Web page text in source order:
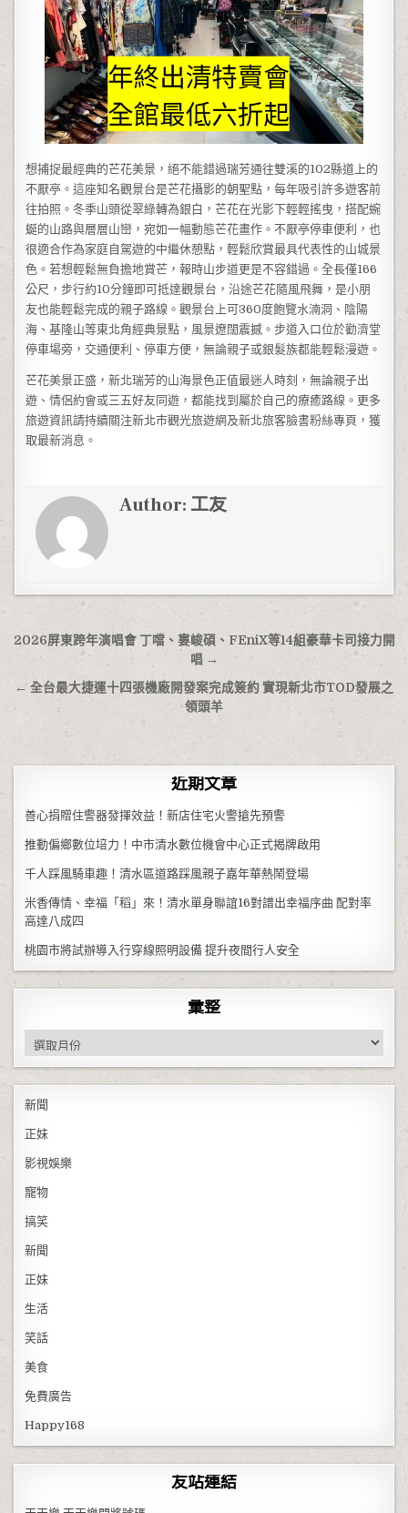
想捕捉最經典的芒花美景，絕不能錯過瑞芳通往雙溪的102縣道上的
不厭亭。這座知名觀景台是芒花攝影的朝聖點，每年吸引許多遊客前
往拍照。冬季山頭從翠綠轉為銀白，芒花在光影下輕輕搖曳，搭配蜿
蜒的山路與層層山巒，宛如一幅動態芒花畫作。不厭亭停車便利，也
很適合作為家庭自駕遊的中繼休憩點，輕鬆欣賞最具代表性的山城景
色。若想輕鬆無負擔地賞芒，報時山步道更是不容錯過。全長僅166
公尺，步行約10分鐘即可抵達觀景台，沿途芒花隨風飛舞，是小朋
友也能輕鬆完成的親子路線。觀景台上可360度飽覽水湳洞、陰陽
海、基隆山等東北角經典景點，風景遼闊震撼。步道入口位於勸濟堂
停車場旁，交通便利、停車方便，無論親子或銀髮族都能輕鬆漫遊。
芒花美景正盛，新北瑞芳的山海景色正值最迷人時刻，無論親子出
遊、情侶約會或三五好友同遊，都能找到屬於自己的療癒路線。更多
旅遊資訊請持續關注新北市觀光旅遊網及新北旅客臉書粉絲專頁，獲
取最新消息。
Author: 工友
文章導覽
2026屏東跨年演唱會 丁噹、婁峻碩、FEniX等14組豪華卡司接力開
唱 →
← 全台最大捷運十四張機廠開發案完成簽約 實現新北市TOD發展之
領頭羊
近期文章
善心捐贈住警器發揮效益！新店住宅火警搶先預警
推動偏鄉數位培力！中市清水數位機會中心正式揭牌啟用
千人踩風騎車趣！清水區道路踩風親子嘉年華熱鬧登場
米香傳情、幸福「稻」來！清水單身聯誼16對譜出幸福序曲 配對率
高達八成四
桃園市將試辦導入行穿線照明設備 提升夜間行人安全
彙整
彙整
新聞
正妹
影視娛樂
寵物
搞笑
新聞
正妹
生活
笑話
美食
免費廣告
Happy168
友站連結